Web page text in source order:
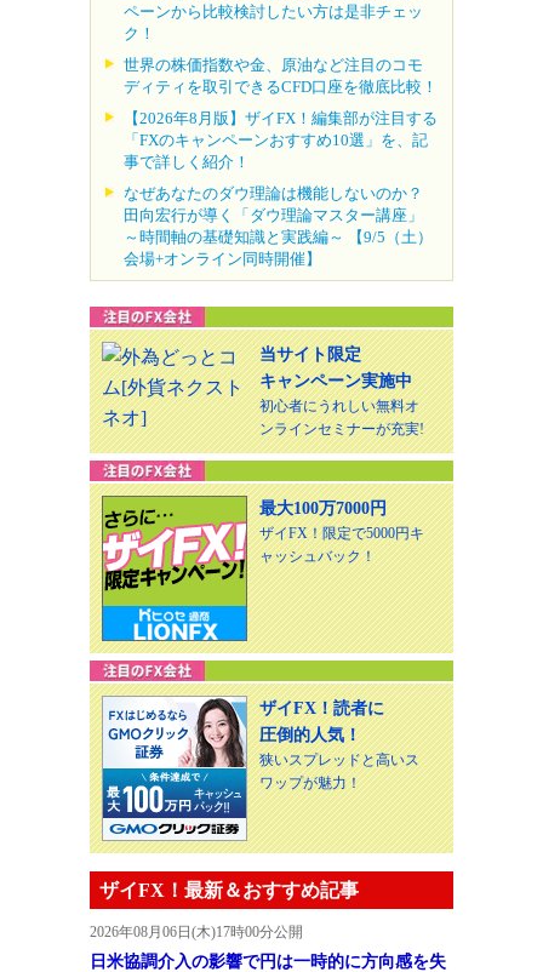
ペーンから比較検討したい方は是非チェッ
ク！
世界の株価指数や金、原油など注目のコモ
ディティを取引できるCFD口座を徹底比較！
【2026年8月版】ザイFX！編集部が注目する
「FXのキャンペーンおすすめ10選」を、記
事で詳しく紹介！
なぜあなたのダウ理論は機能しないのか？
田向宏行が導く「ダウ理論マスター講座」
～時間軸の基礎知識と実践編～ 【9/5（土）
会場+オンライン同時開催】
当サイト限定
キャンペーン実施中
初心者にうれしい無料オ
ンラインセミナーが充実!
最大100万7000円
ザイFX！限定で5000円キ
ャッシュバック！
ザイFX！読者に
圧倒的人気！
狭いスプレッドと高いス
ワップが魅力！
ザイFX！最新＆おすすめ記事
2026年08月06日(木)17時00分公開
日米協調介入の影響で円は一時的に方向感を失